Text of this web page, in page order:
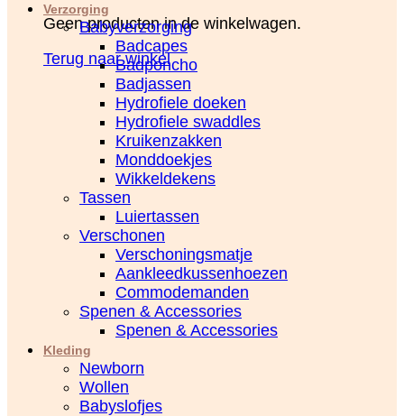
Geen producten in de winkelwagen.
Terug naar winkel
Verzorging
Babyverzorging
Badcapes
Badponcho
Badjassen
Hydrofiele doeken
Hydrofiele swaddles
Kruikenzakken
Monddoekjes
Wikkeldekens
Tassen
Luiertassen
Verschonen
Verschoningsmatje
Aankleedkussenhoezen
Commodemanden
Spenen & Accessories
Spenen & Accessories
Kleding
Newborn
Wollen
Babyslofjes